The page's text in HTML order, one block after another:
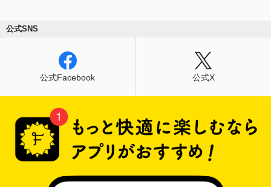
公式SNS
公式Facebook 公式X